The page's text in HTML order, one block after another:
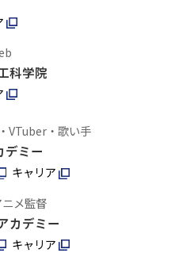
科学院
VTuber・歌い手
デミー
キャリア
メ監督
カデミー
キャリア